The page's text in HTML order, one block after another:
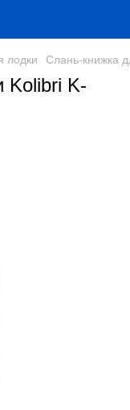
лодки Слань-книжка
Kolibri K-